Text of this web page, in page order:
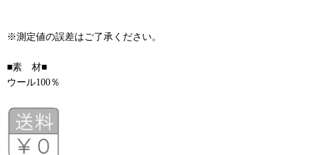
※測定値の誤差はご了承ください。
■素 材■
ウール100％